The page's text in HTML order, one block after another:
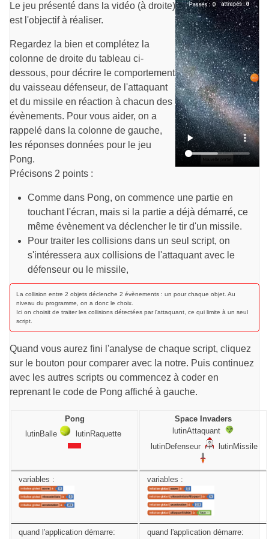
Le jeu présenté dans la vidéo (à droite)
est l'objectif à réaliser.
Regardez la bien et complétez la
colonne de droite du tableau ci-
dessous, pour décrire le comportement
du vaisseau défenseur, de l'attaquant
et du missile en réaction à chacun des
évènements. Pour vous aider, on a
rappelé dans la colonne de gauche,
les réponses données pour le jeu
Pong.
Précisons 2 points :
Comme dans Pong, on commence une partie en
touchant l'écran, mais si la partie a déjà démarré, ce
même évènement va déclencher le tir d'un missile.
Pour traiter les collisions dans un seul script, on
s'intéressera aux collisions de l'attaquant avec le
défenseur ou le missile,
La collision entre 2 objets déclenche 2 évènements : un pour chaque objet. Au
niveau du programme, on a donc le choix.
Ici on choisit de traiter les collisions détectées par l'attaquant, ce qui limite à un seul
script.
Quand vous aurez fini l'analyse de chaque script, cliquez
sur le bouton pour comparer avec la notre. Puis continuez
avec les autres scripts ou commencez à coder en
reprenant le code de Pong affiché à gauche.
Pong
lutinBalle
lutinRaquette
Space Invaders
lutinAttaquant
lutinDefenseur
lutinMissile
variables : variables :
quand l'application démarre:
quand l'application démarre: